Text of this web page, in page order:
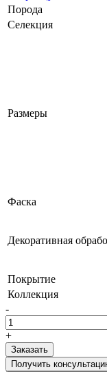
Порода
Селекция
Размеры
Фаска
Декоративная
Покрытие
Коллекция
-
+
Получить